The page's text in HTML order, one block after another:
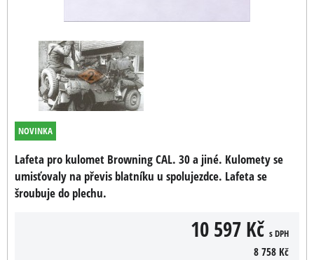
NOVINKA
Lafeta pro kulomet Browning CAL. 30 a jiné. Kulomety se
umisťovaly na převis blatníku u spolujezdce. Lafeta se
šroubuje do plechu.
10 597 Kč s DPH
8 758 Kč